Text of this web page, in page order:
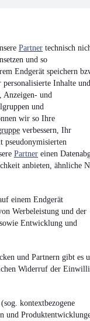
Partner technisch
und so
Endgerät speichern
Inhalte und
Anzeigen- und
und
wir so Ihre
verbessern, Ihr
pseudonymisierten
Partner einen
anbieten, ähnliche
einem Endgerät
Werbeleistung und der
Entwicklung und
und Partnern gibt es
Widerruf der
kontextbezogene
und
App installieren